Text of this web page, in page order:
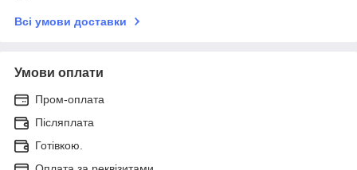
Всі умови доставки
Умови оплати
Пром-оплата
Післяплата
Готівкою.